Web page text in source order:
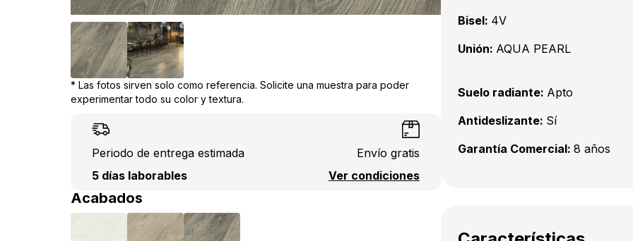
* Las fotos sirven solo como referencia. Solicite una muestra para poder
experimentar todo su color y textura.
Periodo de entrega estimada
5 días laborables
Envío gratis
Ver condiciones
Acabados
Bisel: 4V
Unión: AQUA PEARL
Suelo radiante: Apto
Antideslizante: Sí
Garantía Comercial: 8 años